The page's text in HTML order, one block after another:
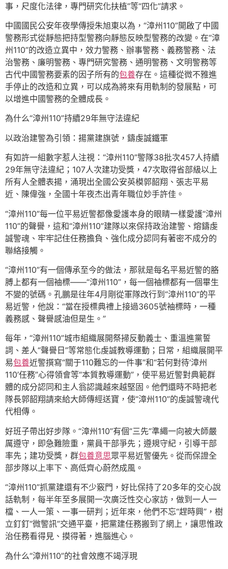
事，尺度化法律，專門研究化扶植”等“四化”請求。
中國國民公安年夜學傳授朱旭東以為，“漳州110”開啟了中國
警務形式從靜態把持型警務向靜態反映型警務的改變。在“漳
州110”的改造立異中，效力警務、辦事警務、義務警務、法
治警務、廉明警務、專門研究警務、通明警務、文明警務等
古代中國警務要素的因子所有的包養存在。這種從微不雅進
手停止的改造和立異，可以成為將來有用軌制的發展點，可
以增進中國警務的全體成長。
為什么“漳州110”持續29年無守法違紀
以政治建警為引領：揚黨建旗號，鑄虔誠鐵軍
有如許一組數字惹人注視：“漳州110”警隊38批次457人持續
29年無守法違紀；107人次建功受獎，47次取得省部級以上
所有人全體表揚，涌現出全國公安英模郭韶翔、張志平易
近、陳偉強，全國十年夜杰出青年職位妙手許佳。
“漳州110”每一位平易近警都像愛護本身的眼睛一樣愛護“漳州
110”的聲譽，這和“漳州110”建隊以來保持政治建警、熔鑄虔
誠警魂、牢牢記住任務擔負、強化成分認同有著密不成分的
聯絡接觸。
“漳州110”有一個傳承至今的做法，那就是每名平易近警的胳
膊上都有一個袖標——“漳州110”，每一個袖標都有一個畢生
不變的號碼。孔鵬是往年4月剛從軍隊改行到“漳州110”的平
易近警，他說：“當在授標典禮上接過3605號袖標時，一種
義務感、聲譽感油但是生。”
每年，“漳州110”城市組織展開祭掃反動義士、重溫進黨誓
詞、差人“聲譽日”等常態化虔誠教導運動；日常，組織展開平
易包養近警撰寫“關于110難忘的一件事”和“若何對待‘漳州
110’任務”心得領會等“本質教導運動”，使平易近警對典範群
體的成分認同和主人翁認識越來越堅固。他們還時不時把老
隊長郭韶翔請來給大師傳經送寶，使“漳州110”的虔誠警魂代
代相傳。
好班子帶出好步隊。“漳州110”有個“三先”準繩一向被大師嚴
厲遵守，即急難險重，黨員干部爭先；遵規守紀，引導干部
率先；建功受獎，群包養意思眾平易近警優先。從而保證全
部步隊以上率下、高低齊心蔚然成風。
“漳州110”抓黨建還有不少竅門，好比保持了20多年的交心說
話軌制，每半年至多展開一次廣泛性交心家訪，做到一人一
檔、一人一策、一事一研判；近年來，他們不忘“趕時興”，樹
立釘釘“微警訊”交通平臺，把黨建任務搬到了網上，讓思惟政
治任務看得見、摸得著，進腦進心。
為什么“漳州110”的社會效應不竭浮現